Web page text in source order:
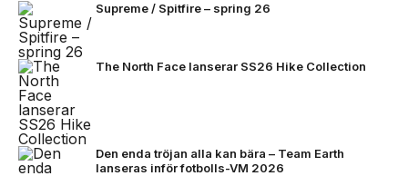
Supreme / Spitfire – spring 26
The North Face lanserar SS26 Hike Collection
Den enda tröjan alla kan bära – Team Earth
lanseras inför fotbolls-VM 2026